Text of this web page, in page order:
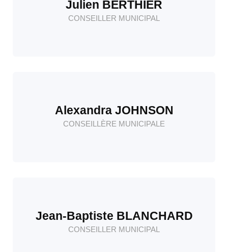
Julien BERTHIER
CONSEILLER MUNICIPAL
Alexandra JOHNSON
CONSEILLÈRE MUNICIPALE
Jean-Baptiste BLANCHARD
CONSEILLER MUNICIPAL